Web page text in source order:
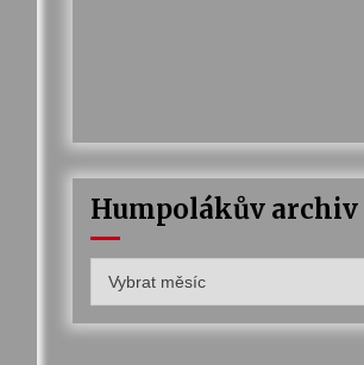
Humpolákův archiv
archiv